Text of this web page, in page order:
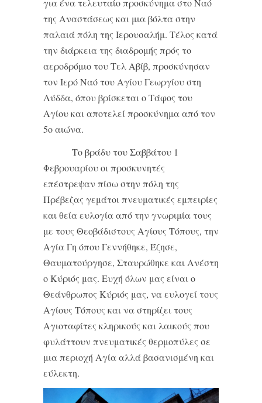
για ένα τελευταίο προσκύνημα στο Ναό
της Αναστάσεως και μια βόλτα στην
παλαιά πόλη της Ιερουσαλήμ. Τέλος κατά
την διάρκεια της διαδρομής πρός το
αεροδρόμιο του Τελ Αβίβ, προσκύνησαν
τον Ιερό Ναό του Αγίου Γεωργίου στη
Λύδδα, όπου βρίσκεται ο Τάφος του
Αγίου και αποτελεί προσκύνημα από τον
5ο αιώνα.
Το βράδυ του Σαββάτου 1
Φεβρουαρίου οι προσκυνητές
επέστρεψαν πίσω στην πόλη της
Πρέβεζας γεμάτοι πνευματικές εμπειρίες
και θεία ευλογία από την γνωριμία τους
με τους Θεοβάδιστους Αγίους Τόπους, την
Αγία Γη όπου Γεννήθηκε, Έζησε,
Θαυματούργησε, Σταυρώθηκε και Ανέστη
ο Κύριός μας. Ευχή όλων μας είναι ο
Θεάνθρωπος Κύριός μας, να ευλογεί τους
Αγίους Τόπους και να στηρίζει τους
Αγιοταφίτες κληρικούς και λαικούς που
φυλάττουν πνευματικές θερμοπύλες σε
μια περιοχή Αγία αλλά βασανισμένη και
εύλεκτη.